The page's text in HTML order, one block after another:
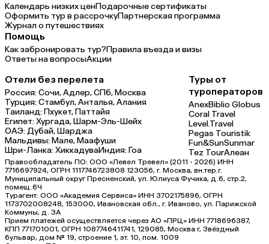
Календарь низких ценПодарочные сертификаты
Оформить тур в рассрочкуПартнерская программа
Журнал о путешествиях
Помощь
Как забронировать тур?Правила въезда и визы
Ответы на вопросыАкции
Отели без перелета
Россия:Сочи,Адлер,СПб,Москва
Турция:Стамбул,Анталья,Алания
Таиланд:Пхукет,Паттайя
Египет:Хургада,Шарм-Эль-Шейх
ОАЭ:Дубай,Шарджа
Мальдивы:Мале,Маафуши
Шри-Ланка:ХиккадуваИндия:Гоа
Туры от
туроператоров
AnexBiblio Globus
Coral Travel
Level.Travel
Pegas Touristik
Fun&SunSunmar
Tez TourАлеан
Правообладатель ПО: ООО «Левел Тревел» (2011 - 2026) ИНН
7716697924, ОГРН 1117746723808 123056, г. Москва, вн.тер.г.
Муниципальный округ Пресненский, ул. Юлиуса Фучика, д.6, стр.2,
помещ.6Ч
Турагент: ООО «Академия Сервиса» ИНН 3702175896, ОГРН
1173702008248, 153000, Ивановская обл., г. Иваново, ул. Парижской
Коммуны, д. ЗА
Прием платежей осуществляется через АО «ПРЦ» ИНН 7718696387,
КПП 771701001, ОГРН 1087746411741, 129085, Москва г, Звёздный
бульвар, дом № 19, строение 1, эт. 10, пом. 1009